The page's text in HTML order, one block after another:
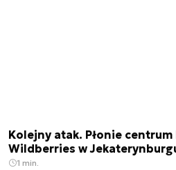
Kolejny atak. Płonie
Wildberries w
1 min.